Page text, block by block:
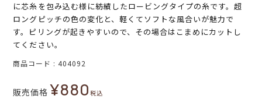
に芯糸を包み込む様に紡績したロービングタイプの糸です。超
ロングピッチの色の変化と、軽くてソフトな風合いが魅力で
す。ピリングが起きやすいので、その場合はこまめにカットし
てください。
商品コード 404092
販売価格 ¥880税込